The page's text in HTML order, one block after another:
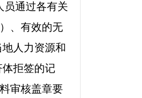
员通过各有关
、有效的无
人力资源和
拒签的记
审核盖章要